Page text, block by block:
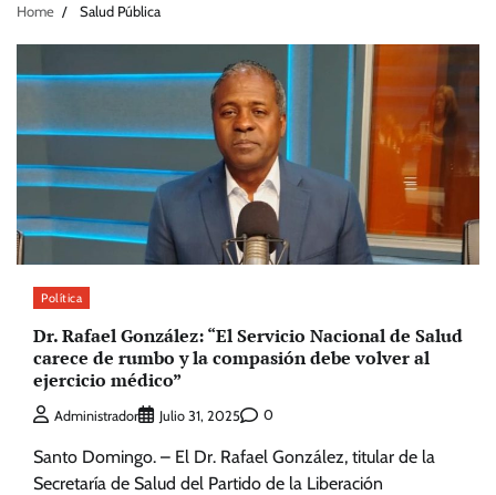
Home Salud Pública
Política
Dr. Rafael González: “El Servicio Nacional de Salud
carece de rumbo y la compasión debe volver al
ejercicio médico”
Administrador Julio 31, 2025 0
Santo Domingo. – El Dr. Rafael González, titular de la
Secretaría de Salud del Partido de la Liberación